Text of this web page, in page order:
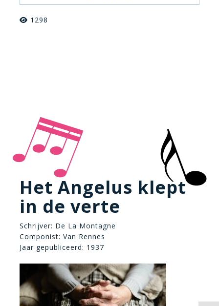
1298
Het Angelus klept
in de verte
Schrijver: De La Montagne
Componist: Van Rennes
Jaar gepubliceerd: 1937